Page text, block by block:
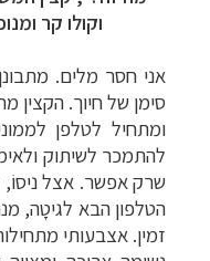
וקולו קר
אני חסר מלים.
סימן של חיוך. הקצין
ומתחיל לטלפן
להתמכר לשיתוק
שרק אפשר. אצל ניסוֹ,
הטלפון הבא לגיטָה,
זמין. אצבעותי